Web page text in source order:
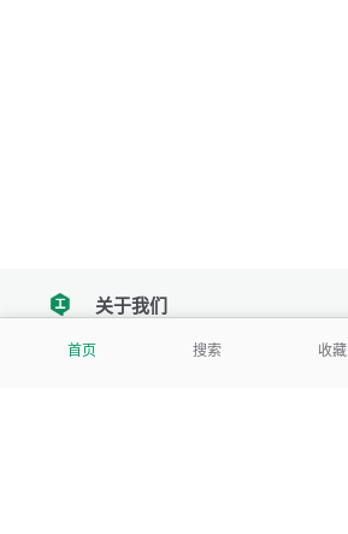
首页 搜索 收藏
tencent关于我们
我们努力把每一个工具做成批量处理的产品